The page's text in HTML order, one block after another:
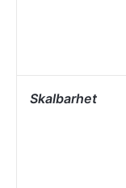
Skalbarhet